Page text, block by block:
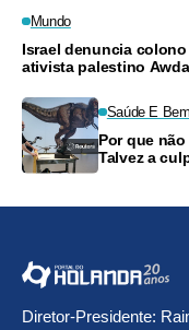
Mundo
Israel denuncia
ativista palestino
Saúde E
Por que
Talvez a
Diretor-Presidente: